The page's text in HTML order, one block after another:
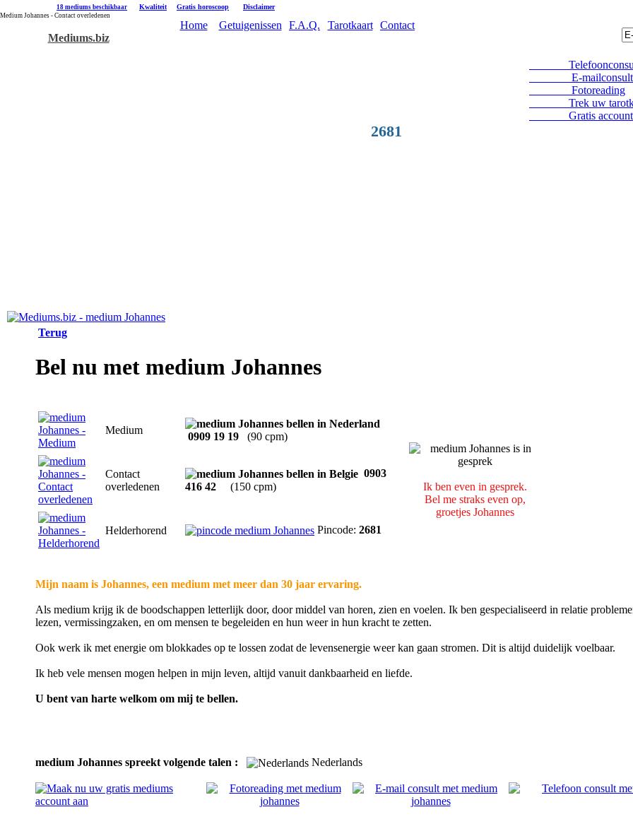
18 mediums beschikbaar Kwaliteit Gratis horoscoop Disclaimer
Medium Johannes - Contact overledenen
Mediums.biz
Home Getuigenissen F.A.Q. Tarotkaart Contact
2681
E-mailconsult
Fotoreading
Trek uw
Gratis account
Terug
Bel nu met medium Johannes
Medium
0909 19 19 (90 cpm)
Ik ben even in gesprek.
Bel me straks even op,
groetjes Johannes
Contact
overledenen
0903
416 42
(150 cpm)
Helderhorend Pincode: 2681
Mijn naam is Johannes, een medium met meer dan 30 jaar ervaring.
Als medium krijg ik de boodschappen letterlijk door, door middel van horen, zien en voelen. Ik ben gespecialiseerd in relatie
lezen, vermissingzaken, en om mensen te begeleiden en hun weer in hun kracht te zetten.
Ook werk ik met energie om blokkades op te lossen zodat de levensenergie weer kan gaan stromen. Dit is altijd duidelijk voelbaar.
Ik heb vele mensen mogen helpen in mijn leven, altijd vanuit dankbaarheid en liefde.
U bent van harte welkom om mij te bellen.
medium Johannes spreekt volgende talen : Nederlands